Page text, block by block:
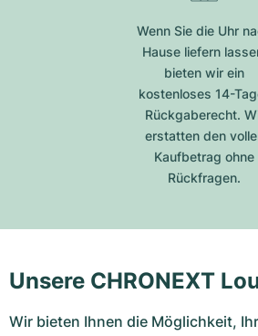
Wenn Sie die Uhr
Hause liefern
bieten wir ein
kostenloses 14-
Rückgaberecht.
erstatten den
Kaufbetrag ohne
Rückfragen.
Unsere CHRONEXT
Wir bieten Ihnen die Möglichkeit,